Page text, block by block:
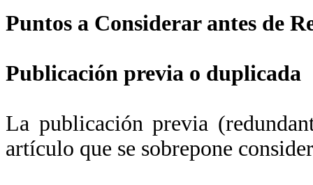
Puntos a Considerar antes de
Publicación previa o duplicada
La publicación previa
artículo que se sobrepone